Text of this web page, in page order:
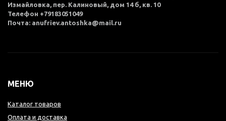
Измайловка, пер. Калиновый, дом 14 б, кв. 10
Телефон +79183051049
Почта: anufriev.antoshka@mail.ru
МЕНЮ
Каталог товаров
Оплата и доставка